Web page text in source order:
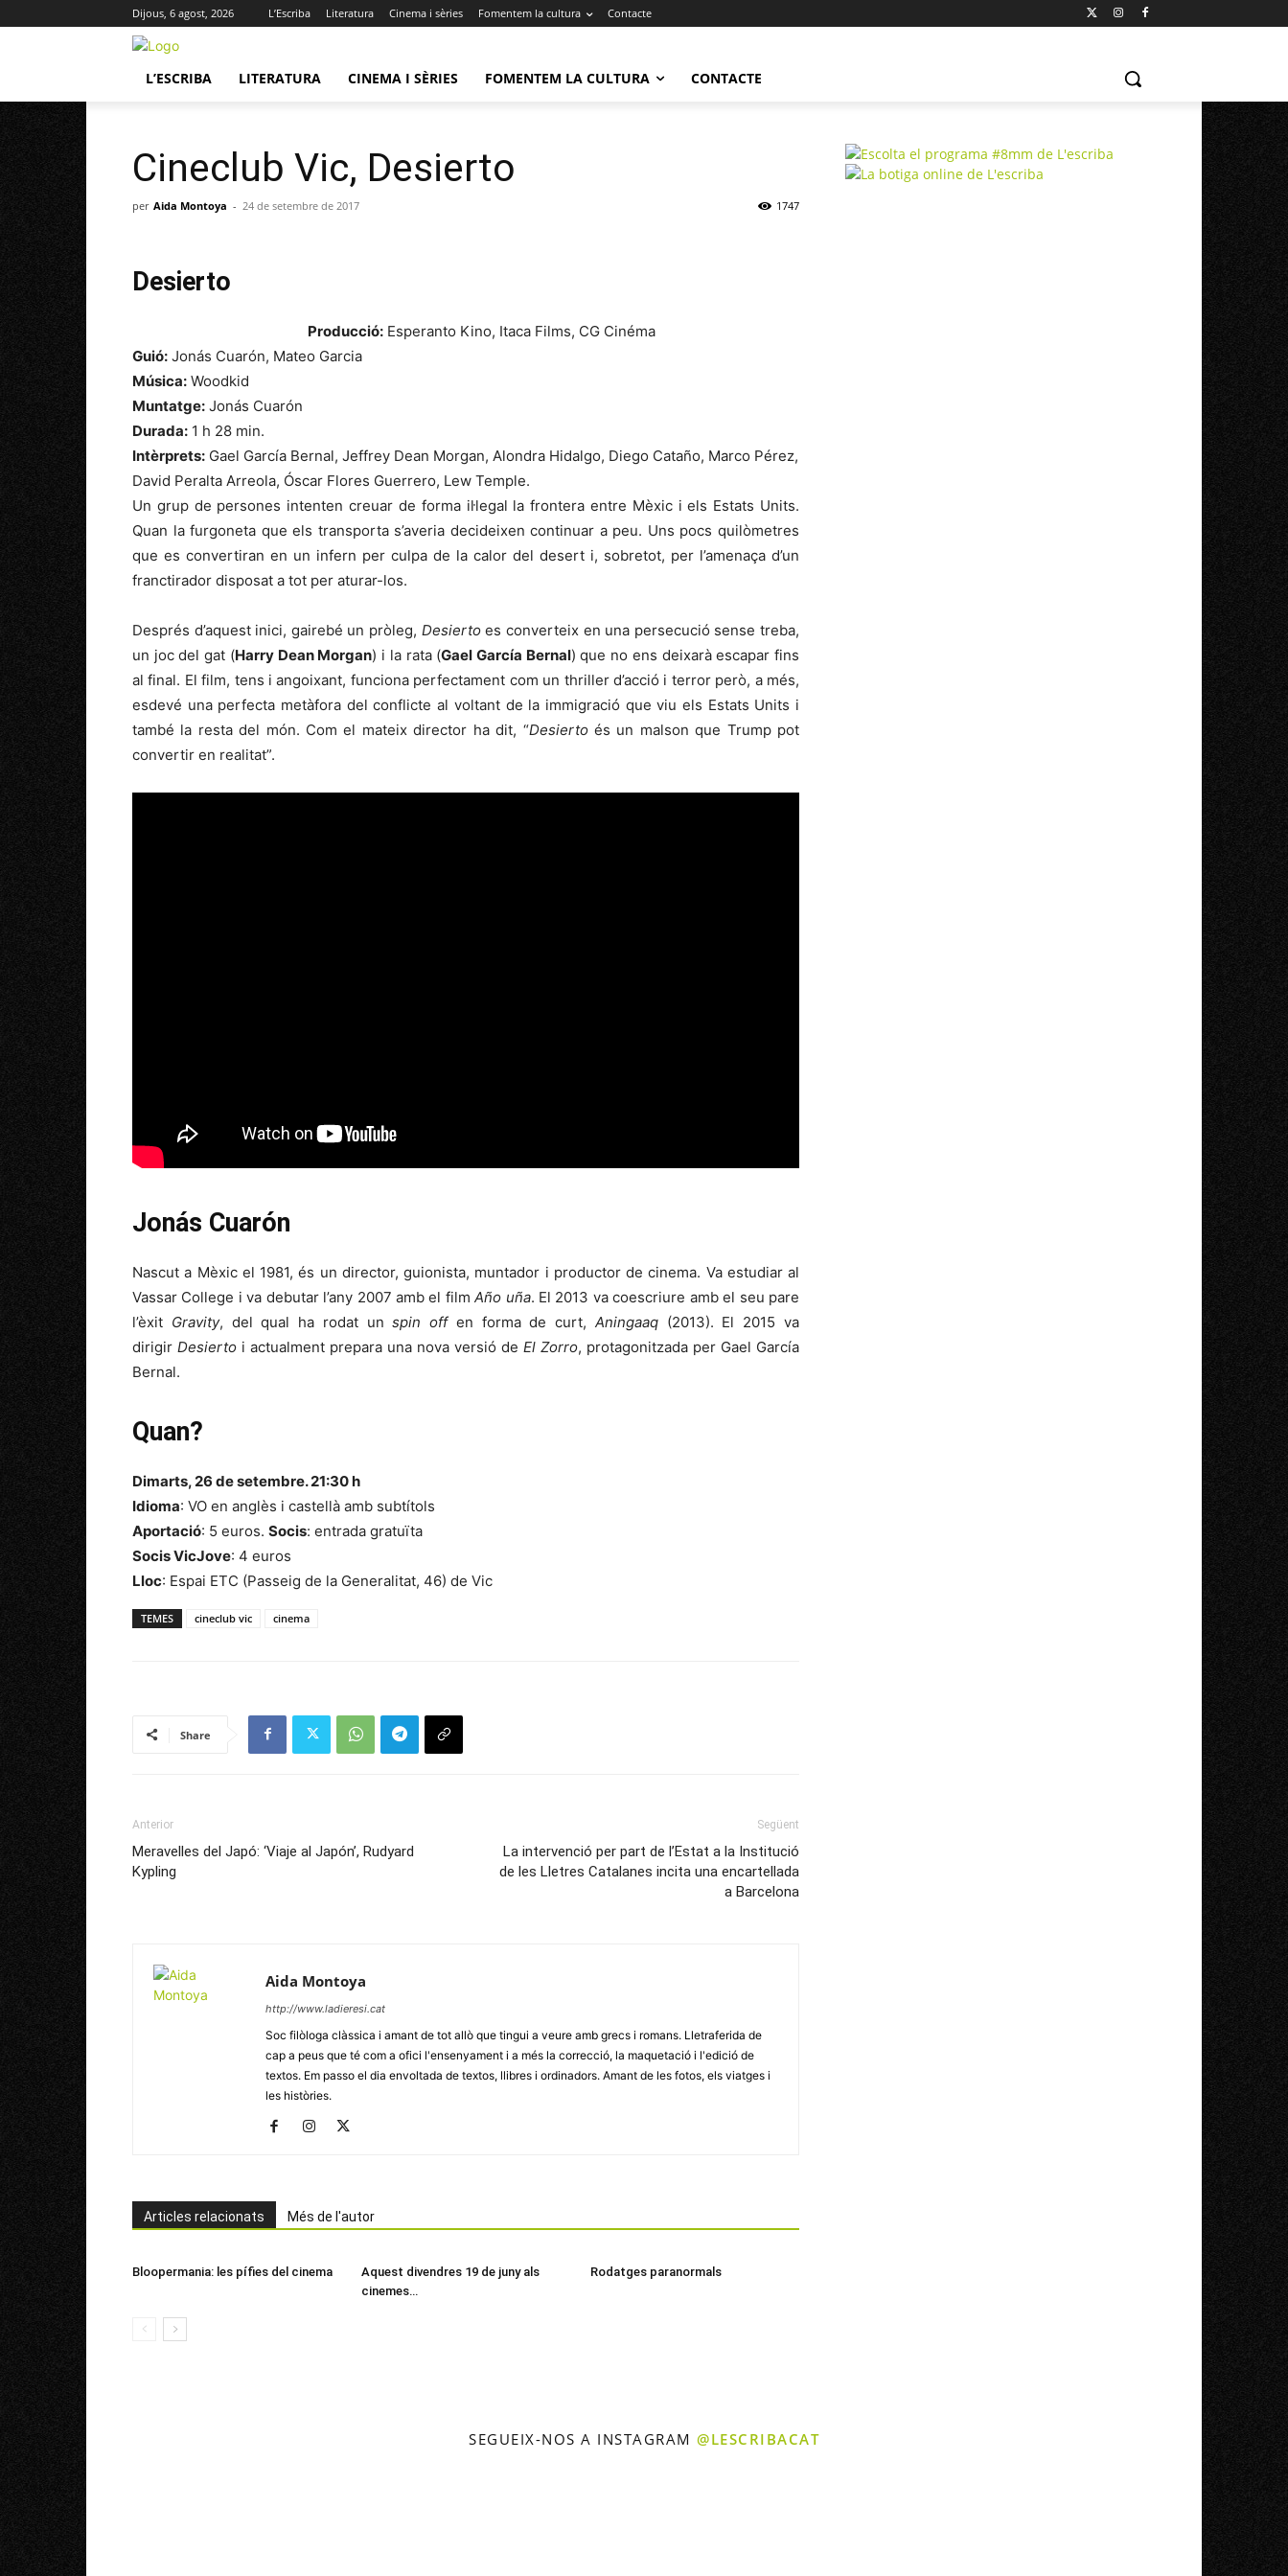
Dijous, 6 agost, 2026 L’Escriba Literatura Cinema i sèries Fomentem la cultura Contacte
L’ESCRIBA LITERATURA CINEMA I SÈRIES FOMENTEM LA CULTURA CONTACTE
Cineclub Vic, Desierto
per Aida Montoya - 24 de setembre de 2017 1747
Desierto
Producció: Esperanto Kino, Itaca Films, CG Cinéma
Guió: Jonás Cuarón, Mateo Garcia
Música: Woodkid
Muntatge: Jonás Cuarón
Durada: 1 h 28 min.
Intèrprets: Gael García Bernal, Jeffrey Dean Morgan, Alondra Hidalgo, Diego Cataño, Marco Pérez,
David Peralta Arreola, Óscar Flores Guerrero, Lew Temple.
Un grup de persones intenten creuar de forma il·legal la frontera entre Mèxic i els Estats Units.
Quan la furgoneta que els transporta s’averia decideixen continuar a peu. Uns pocs quilòmetres
que es convertiran en un infern per culpa de la calor del desert i, sobretot, per l’amenaça d’un
franctirador disposat a tot per aturar-los.
Després d’aquest inici, gairebé un pròleg, Desiertoes converteix en una persecució sense treba,
un joc del gat (Harry Dean Morgan) i la rata (Gael García Bernal) que no ens deixarà escapar fins
al final. El film, tens i angoixant, funciona perfectament com un thriller d’acció i terror però, a més,
esdevé una perfecta metàfora del conflicte al voltant de la immigració que viu els Estats Units i
també la resta del món. Com el mateix director ha dit, “Desierto és un malson que Trump pot
convertir en realitat”.
Jonás Cuarón
Nascut a Mèxic el 1981, és un director, guionista, muntador i productor de cinema. Va estudiar al
Vassar College i va debutar l’any 2007 amb el filmAño uña. El 2013 va coescriure amb el seu pare
l’èxit Gravity, del qual ha rodat unspin off en forma de curt, Aningaaq(2013). El 2015 va
dirigir Desierto i actualment prepara una nova versió de El Zorro, protagonitzada per Gael García
Bernal.
Quan?
Dimarts, 26 de setembre. 21:30 h
Idioma: VO en anglès i castellà amb subtítols
Aportació: 5 euros. Socis: entrada gratuïta
Socis VicJove: 4 euros
Lloc: Espai ETC (Passeig de la Generalitat, 46) de Vic
TEMES cineclub vic cinema
Share
Anterior
Meravelles del Japó: ‘Viaje al Japón’, Rudyard
Kypling
Següent
La intervenció per part de l’Estat a la Institució
de les Lletres Catalanes incita una encartellada
a Barcelona
Aida Montoya
http://www.ladieresi.cat
Soc filòloga clàssica i amant de tot allò que tingui a veure amb grecs i romans. Lletraferida de
cap a peus que té com a ofici l'ensenyament i a més la correcció, la maquetació i l'edició de
textos. Em passo el dia envoltada de textos, llibres i ordinadors. Amant de les fotos, els viatges i
les històries.
Articles relacionats Més de l'autor
Bloopermania: les pífies del cinema
Aquest divendres 19 de juny als
cinemes…
Rodatges paranormals
SEGUEIX-NOS A INSTAGRAM @LESCRIBACAT